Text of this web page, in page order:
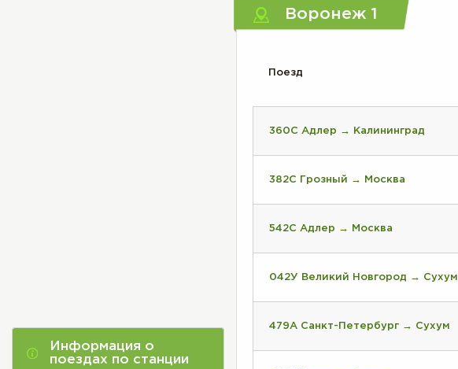
Информация о
поездах по станции
Воронеж 1
Поезд
360С Адлер → Калининград
382С Грозный → Москва
542С Адлер → Москва
042У Великий Новгород → Сухум
479А Санкт-Петербург → Сухум